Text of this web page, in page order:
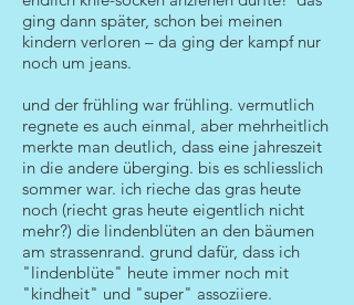
ging dann später, schon bei meinen
kindern verloren – da ging der kampf nur
noch um jeans.
und der frühling war frühling. vermutlich
regnete es auch einmal, aber mehrheitlich
merkte man deutlich, dass eine jahreszeit
in die andere überging. bis es schliesslich
sommer war. ich rieche das gras heute
noch (riecht gras heute eigentlich nicht
mehr?) die lindenblüten an den bäumen
am strassenrand. grund dafür, dass ich
"lindenblüte" heute immer noch mit
"kindheit" und "super" assoziiere.